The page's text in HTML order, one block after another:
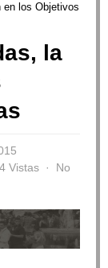
en los Objetivos
la
Vistas
No